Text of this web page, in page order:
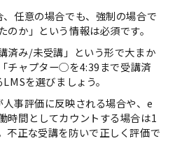
任意の場合でも、強制の場合で
か」という情報は必須です。
済み/未受講」という形で大まか
チャプター◯を4:39まで受講済
を選びましょう。
事評価に反映される場合や、e
時間としてカウントする場合は1
不正な受講を防いで正しく評価で